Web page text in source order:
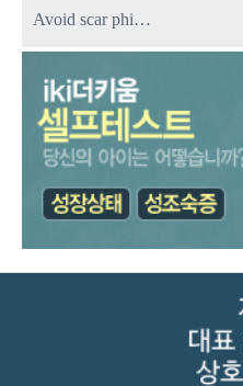
Avoid scar phi…